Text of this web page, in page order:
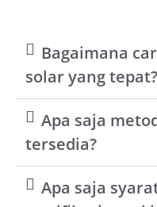
Bagaimana
solar yang tepat?
Apa saja
tersedia?
Apa saja